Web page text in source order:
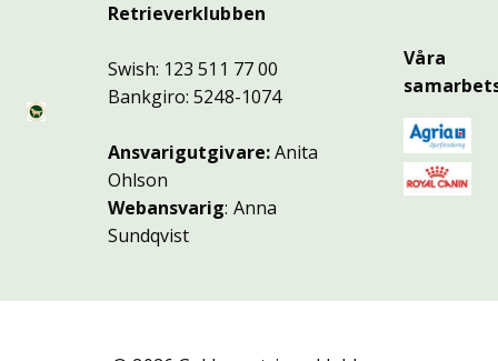
Retrieverklubben
Swish: 123 511 77 00
Bankgiro: 5248-1074
Ansvarigutgivare:Anita
Ohlson
Webansvarig: Anna
Sundqvist
Våra